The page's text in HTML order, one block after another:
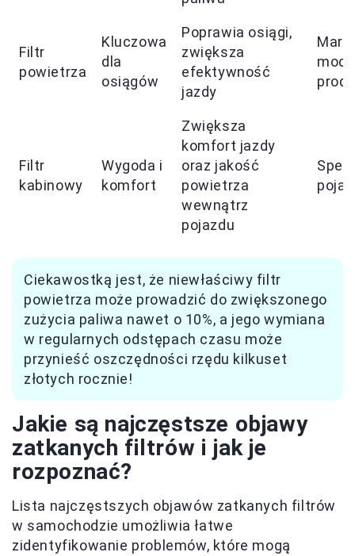
Filtr
powietrza
Kluczowa
dla
osiągów
Poprawia osiągi,
zwiększa
efektywność
jazdy
Filtr
kabinowy
Wygoda i
komfort
Zwiększa
komfort jazdy
oraz jakość
powietrza
wewnątrz
pojazdu
Ciekawostką jest, że niewłaściwy filtr
powietrza może prowadzić do zwiększonego
zużycia paliwa nawet o 10%, a jego wymiana
w regularnych odstępach czasu może
przynieść oszczędności rzędu kilkuset
złotych rocznie!
Jakie są najczęstsze objawy
zatkanych filtrów i jak je
rozpoznać?
Lista najczęstszych objawów zatkanych filtrów
w samochodzie umożliwia łatwe
zidentyfikowanie problemów, które mogą